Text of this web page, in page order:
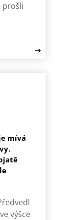
prošli
mívá
výšce